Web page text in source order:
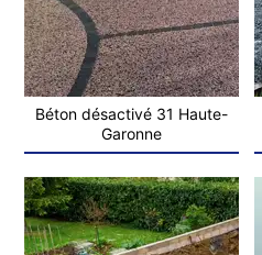
Béton désactivé 31 Haute-
Garonne